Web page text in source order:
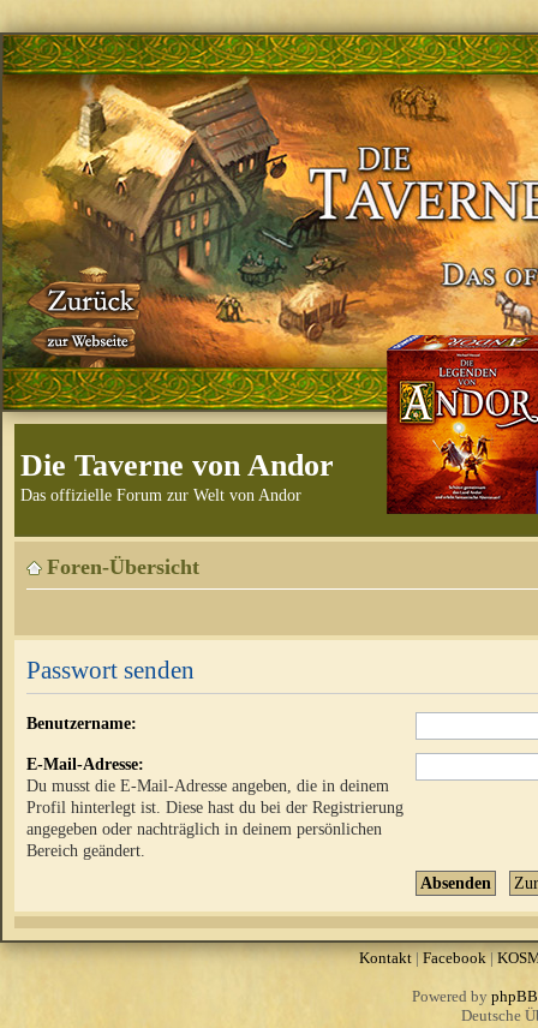
Die Taverne von Andor
Das offizielle Forum zur Welt von Andor
Foren-Übersicht
Passwort senden
Benutzername:
E-Mail-Adresse:
Du musst die E-Mail-Adresse angeben, die in deinem
Profil hinterlegt ist. Diese hast du bei der Registrierung
angegeben oder nachträglich in deinem persönlichen
Bereich geändert.
Kontakt| Facebook |
Powered by phpBB
Deutsche